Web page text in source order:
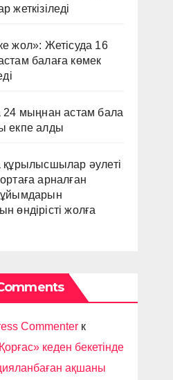
жеткізіледі
жол»: Жетісуда 16
балаға көмек
24 мыңнан астам бала
екпе алды
құрылысшылар әулеті
арналған
өндірісті жолға
Commenterк
кеден бекетінде
ақшаны